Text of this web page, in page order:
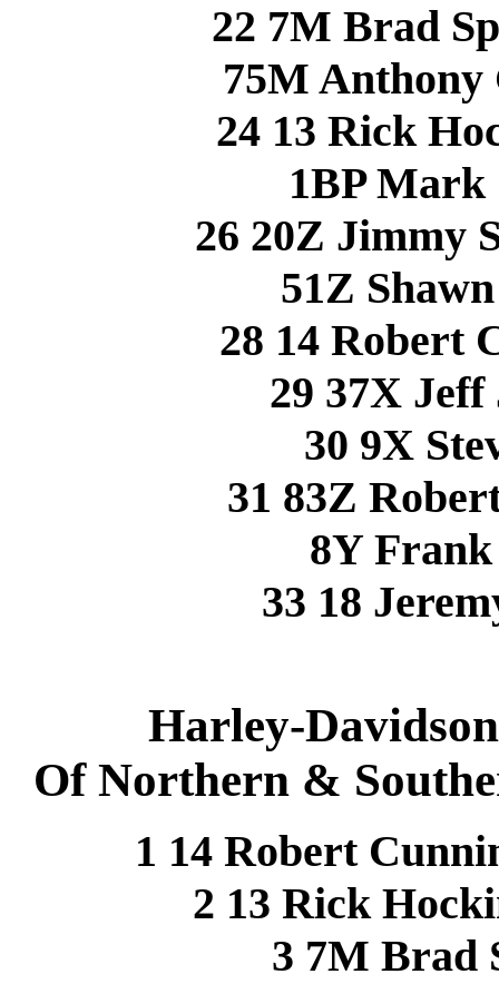
22 7M Brad
75M
24 13 Rick
1BP
26 20Z Jimmy
51Z
28 14 Robert
29 37X
30 9X
31 83Z
8Y
33 18
Harley-
Of Northern &
1 14 Robert
2 13 Rick
3 7M Brad